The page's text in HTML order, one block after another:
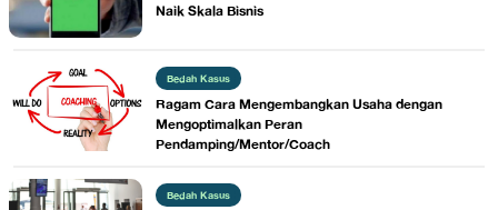
Naik Skala Bisnis
Bedah Kasus
Ragam Cara Mengembangkan Usaha dengan
Mengoptimalkan Peran
Pendamping/Mentor/Coach
Bedah Kasus